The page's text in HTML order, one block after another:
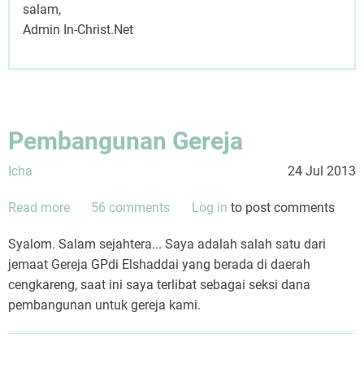
salam,
Admin In-Christ.Net
Pembangunan Gereja
Icha 24 Jul 2013
Read more about
Gereja
56 comments Log in to post comments
Syalom. Salam sejahtera... Saya adalah salah satu dari
jemaat Gereja GPdi Elshaddai yang berada di daerah
cengkareng, saat ini saya terlibat sebagai seksi dana
pembangunan untuk gereja kami.